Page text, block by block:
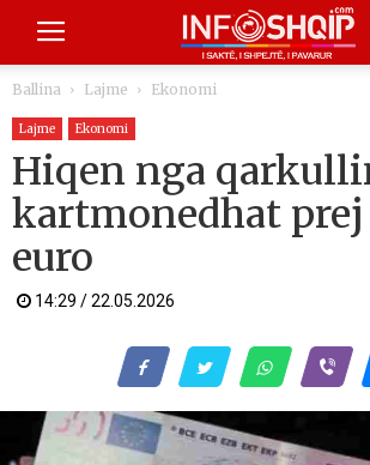
Ballina Lajme Ekonomi
Lajme Ekonomi
Hiqen nga
kartmonedhat prej
euro
14:29 / 22.05.2026